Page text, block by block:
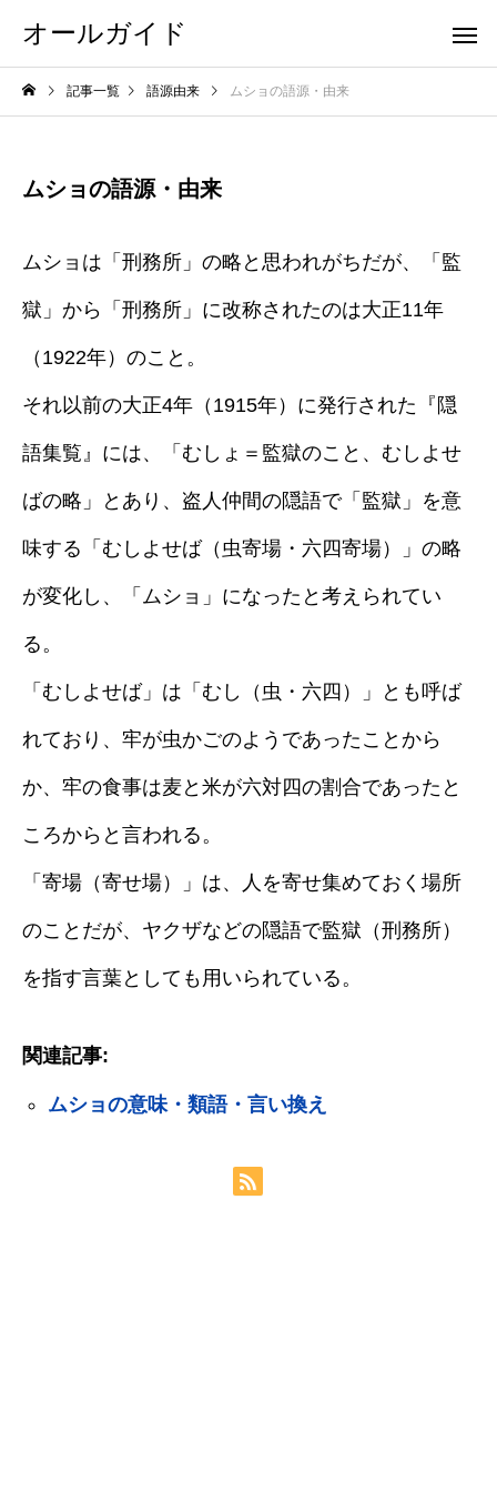
オールガイド
記事一覧 語源由来 ムショの語源・由来
ムショの語源・由来
ムショは「刑務所」の略と思われがちだが、「監
獄」から「刑務所」に改称されたのは大正11年
（1922年）のこと。
それ以前の大正4年（1915年）に発行された『隠
語集覧』には、「むしょ＝監獄のこと、むしよせ
ばの略」とあり、盗人仲間の隠語で「監獄」を意
味する「むしよせば（虫寄場・六四寄場）」の略
が変化し、「ムショ」になったと考えられてい
る。
「むしよせば」は「むし（虫・六四）」とも呼ば
れており、牢が虫かごのようであったことから
か、牢の食事は麦と米が六対四の割合であったと
ころからと言われる。
「寄場（寄せ場）」は、人を寄せ集めておく場所
のことだが、ヤクザなどの隠語で監獄（刑務所）
を指す言葉としても用いられている。
関連記事:
ムショの意味・類語・言い換え